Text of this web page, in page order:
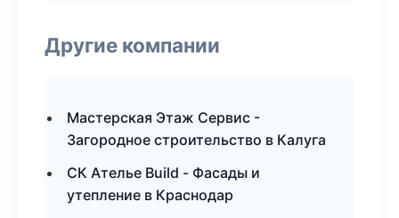
Другие компании
Мастерская Этаж Сервис -
Загородное строительство в Калуга
СК Ателье Build - Фасады и
утепление в Краснодар